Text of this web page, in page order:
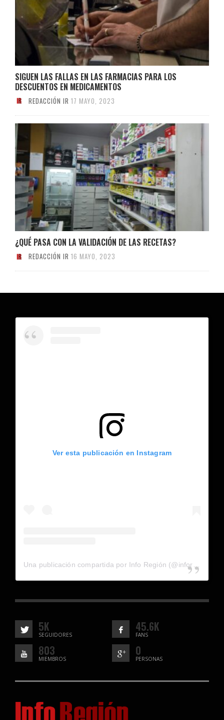
SIGUEN LAS FALLAS EN LAS FARMACIAS PARA LOS
DESCUENTOS EN MEDICAMENTOS
REDACCIÓN IR 17 MAYO, 2023
¿QUÉ PASA CON LA VALIDACIÓN DE LAS RECETAS?
REDACCIÓN IR 16 MAYO, 2023
Ver esta publicación en Instagram
5K
SEGUIDORES
45.6K
FANS
803
MIEMBROS
0
PERSONAS